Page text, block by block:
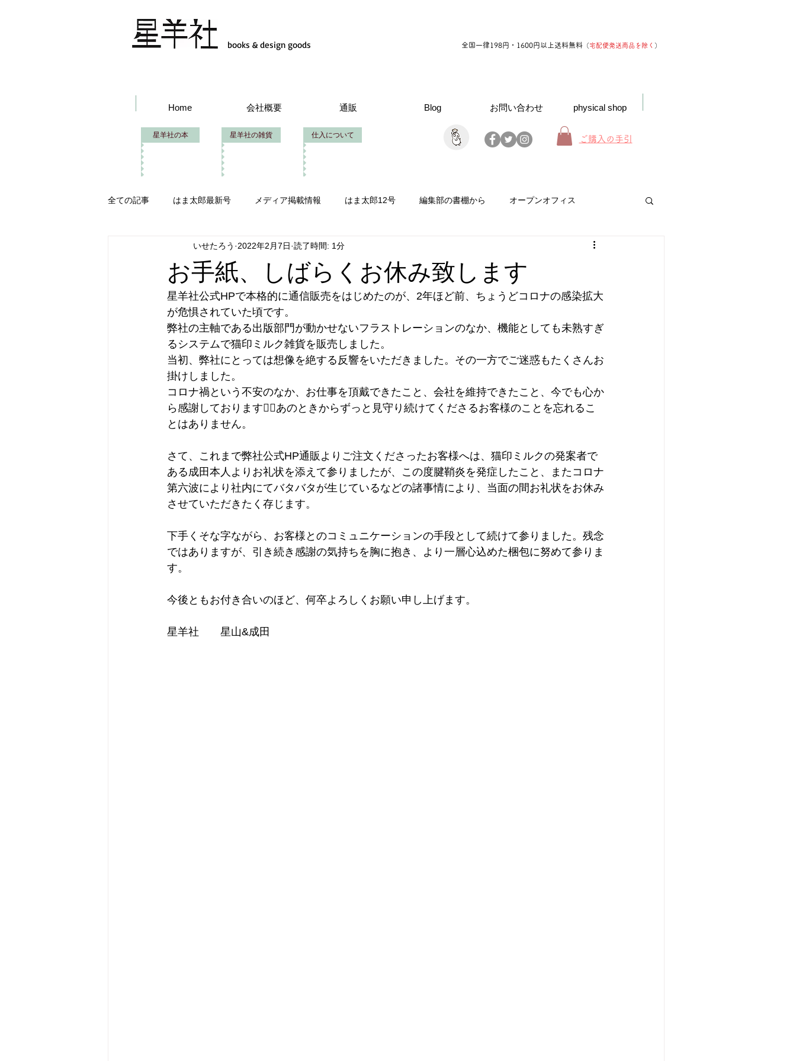
books & design goods 全国一律198円・1600円以上送料無料 （宅配便発送商品を除く ）
Home 会社概要 通販 Blog お問い合わせ physical shop
星羊社の本 星羊社の雑貨 仕入について ご購入の手引
全ての記事 はま太郎最新号 メディア掲載情報 はま太郎12号 編集部の書棚から オープンオフィス
イベント出品情報 いせたろうの仕事 お得なインフォメーション
横濱市民酒場グルリと オリジナル雑貨 トークイベント めご太郎 メディア出演情報 はま太郎11号
新刊のお知らせ フォローアップ Annex開店 取扱店
カテゴリー 1 カテゴリー 2
お手紙、しばらくお休み致します
いせたろう 2022年2月7日 読了時間: 1分
星羊社公式HPで本格的に通信販売をはじめたのが、2年ほど前、ちょうどコロナの感染拡大
が危惧されていた頃です。
弊社の主軸である出版部門が動かせないフラストレーションのなか、機能としても未熟すぎ
るシステムで猫印ミルク雑貨を販売しました。
当初、弊社にとっては想像を絶する反響をいただきました。その一方でご迷惑もたくさんお
掛けしました。
コロナ禍という不安のなか、お仕事を頂戴できたこと、会社を維持できたこと、今でも心か
ら感謝しております🙇‍♀️あのときからずっと見守り続けてくださるお客様のことを忘れるこ
とはありません。
さて、これまで弊社公式HP通販よりご注文くださったお客様へは、猫印ミルクの発案者で
ある成田本人よりお礼状を添えて参りましたが、この度腱鞘炎を発症したこと、またコロナ
第六波により社内にてバタバタが生じているなどの諸事情により、当面の間お礼状をお休み
させていただきたく存じます。
下手くそな字ながら、お客様とのコミュニケーションの手段として続けて参りました。残念
ではありますが、引き続き感謝の気持ちを胸に抱き、より一層心込めた梱包に努めて参りま
す。
今後ともお付き合いのほど、何卒よろしくお願い申し上げます。
星羊社　　星山&成田